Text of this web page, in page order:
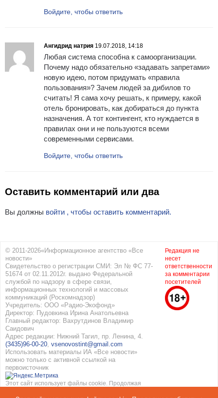
Войдите, чтобы ответить
Ангидрид натрия 19.07.2018, 14:18
Любая система способна к самоорганизации.
Почему надо обязательно «задавать запретами»
новую идею, потом придумать «правила
пользования»? Зачем людей за дибилов то
считать! Я сама хочу решать, к примеру, какой
отель бронировать, как добираться до пункта
назначения. А тот контингент, кто нуждается в
правилах они и не пользуются всеми
современными сервисами.
Войдите, чтобы ответить
Оставить комментарий или два
Вы должны войти , чтобы оставить комментарий.
© 2011-2026«Информационное агентство «Все
новости»
Свидетельство о регистрации СМИ: Эл № ФС 77-
51674 от 02.11.2012г. выдано Федеральной
службой по надзору в сфере связи,
информационных технологий и массовых
коммуникаций (Роскомнадзор)
Учредитель: ООО «Радио-Экофонд»
Директор: Пудовкина Ирина Анатольевна
Главный редактор: Вахрутдинов Владимир
Саидович
Адрес редакции: Нижний Тагил, пр. Ленина, 4.
(3435)96-00-20, vsenovostint@gmail.com
Использовать материалы ИА «Все новости»
можно только с активной ссылкой на
первоисточник
Этот сайт использует файлы cookie. Продолжая
Редакция не
несет
ответственности
за комментарии
посетителей